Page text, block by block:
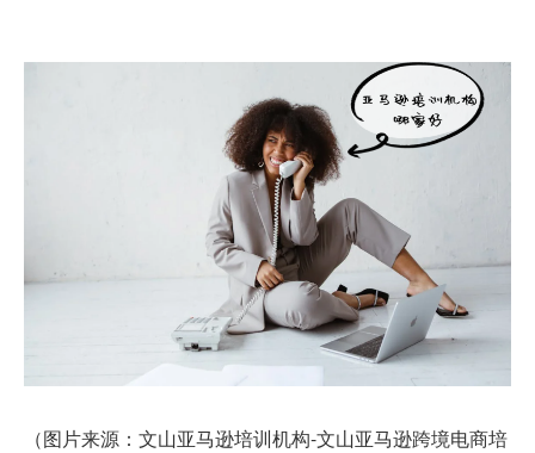
（图片来源：文山亚马逊培训机构-文山亚马逊跨境电商培